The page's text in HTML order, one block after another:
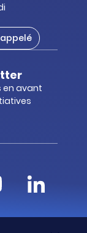
en avant